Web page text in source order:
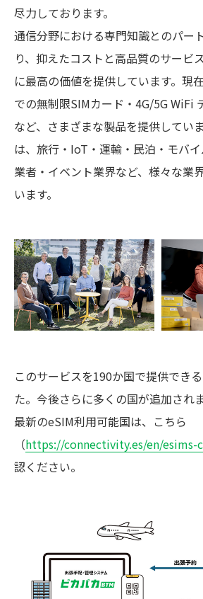
尽力しております。
通信分野における専門知識とのパー
り、抑えたコストと高品質のサービ
に最高の価値を提供しています。現
での無制限SIMカード・4G/5G WiFi
など、さまざまな製品を提供してい
は、旅行・IoT・運輸・民泊・モバ
業者・イベント業界など、様々な業
います。
このサービスを190か国で提供でき
た。今後さらに多くの国が追加されま
最新のeSIM利用可能国は、こちら
（https://connectivity.es/en/esims-
認ください。